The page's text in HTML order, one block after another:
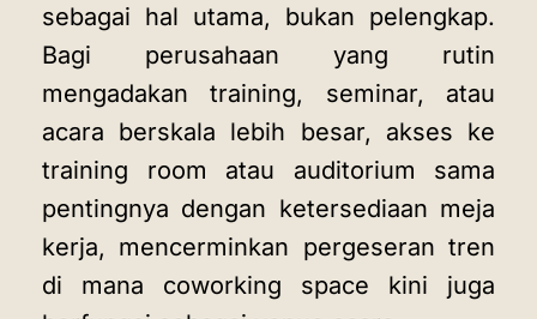
sebagai hal utama, bukan pelengkap.
Bagi perusahaan yang rutin
mengadakan training, seminar, atau
acara berskala lebih besar, akses ke
training room atau auditorium sama
pentingnya dengan ketersediaan meja
kerja, mencerminkan pergeseran tren
di mana coworking space kini juga